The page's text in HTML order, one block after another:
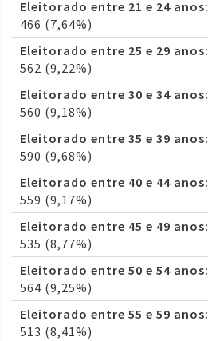
Eleitorado entre 21 e 24 anos:
466 (7,64%)
Eleitorado entre 25 e 29 anos:
562 (9,22%)
Eleitorado entre 30 e 34 anos:
560 (9,18%)
Eleitorado entre 35 e 39 anos:
590 (9,68%)
Eleitorado entre 40 e 44 anos:
559 (9,17%)
Eleitorado entre 45 e 49 anos:
535 (8,77%)
Eleitorado entre 50 e 54 anos:
564 (9,25%)
Eleitorado entre 55 e 59 anos:
513 (8,41%)